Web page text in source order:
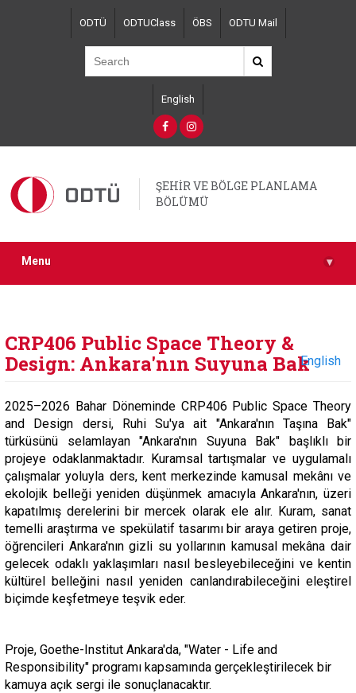
ODTÜ ODTUClass ÖBS ODTU Mail
English
ŞEHİR VE BÖLGE PLANLAMA
BÖLÜMÜ
Menu ▾
CRP406 Public Space Theory &
Design: Ankara'nın Suyuna BakEnglish
2025–2026 Bahar Döneminde CRP406 Public Space Theory
and Design dersi, Ruhi Su'ya ait "Ankara'nın Taşına Bak"
türküsünü selamlayan "Ankara'nın Suyuna Bak" başlıklı bir
projeye odaklanmaktadır. Kuramsal tartışmalar ve uygulamalı
çalışmalar yoluyla ders, kent merkezinde kamusal mekânı ve
ekolojik belleği yeniden düşünmek amacıylaAnkara'nın, üzeri
kapatılmış derelerinibir mercek olarak ele alır. Kuram, sanat
temelli araştırma ve spekülatif tasarımı bir araya getiren proje,
öğrencileri Ankara'nın gizli su yollarının kamusal mekâna dair
gelecek odaklı yaklaşımları nasıl besleyebileceğini ve kentin
kültürel belleğini nasıl yeniden canlandırabileceğini eleştirel
biçimde keşfetmeye teşvik eder.
Proje, Goethe-Institut Ankara'da, "Water - Life and
Responsibility" programı kapsamında gerçekleştirilecek bir
kamuya açık sergi ile sonuçlanacaktır.